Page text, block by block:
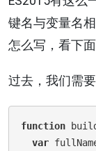
键名与变量名
怎么写，看下面
过去，我们需要
function
var